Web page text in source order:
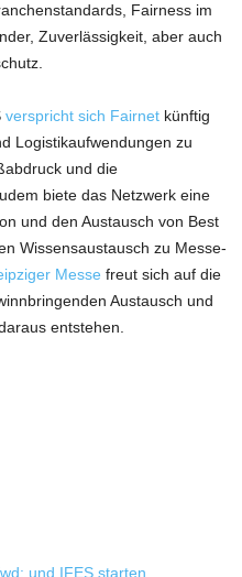
Fairness im
Zuverlässigkeit, aber auch
verspricht sich Fairnet künftig
Logistikaufwendungen zu
und die
biete das Netzwerk eine
und den Austausch von Best
Wissensaustausch zu Messe-
Messe freut sich auf die
Austausch und
entstehen.
und IFES starten